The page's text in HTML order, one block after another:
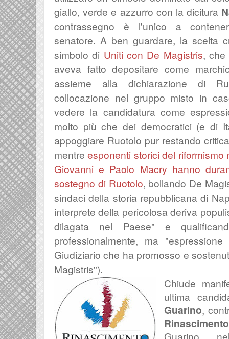
giallo, verde e azzurro con la dicitura
contrassegno è l'unico a
senatore. A ben guardare, la scelta
simbolo di Uniti con De Magistris, che
aveva fatto depositare come
assieme alla dichiarazione di
collocazione nel gruppo misto in
vedere la candidatura come
molto più che dei democratici (e di
appoggiare Ruotolo pur restando
mentreesponenti storici del
Giovanni e Paolo Macry hanno
sostegno di Ruotolo, bollando De
sindaci della storia repubblicana di
interprete della pericolosa deriva
dilagata nel Paese" e
professionalmente, ma
Giudiziario che ha promosso e
Magistris").
Chiude
ultima
Guarino,
Guarino